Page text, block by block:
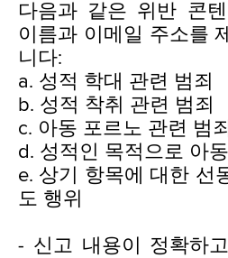
다음과 같은 위반 콘
이름과 이메일 주소를
니다:
a. 성적 학대 관련 범죄
b. 성적 착취 관련 범죄
c. 아동 포르노 관련 범죄
d. 성적인 목적으로 아
e. 상기 항목에 대한 선
도 행위
- 신고 내용이 정확하